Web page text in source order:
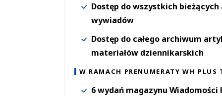
Dostęp do wszystkich
wywiadów
Dostęp do całego archiwum
materiałów dziennikarskich
W RAMACH PRENUMERATY WH PLUS
6 wydań magazynu